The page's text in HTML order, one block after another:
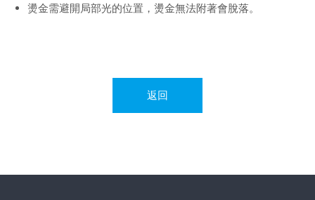
燙金需避開局部光的位置，燙金無法附著會脫落。
返回